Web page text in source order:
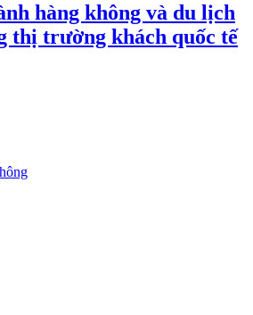
hàng không và du lịch
thị trường khách quốc tế